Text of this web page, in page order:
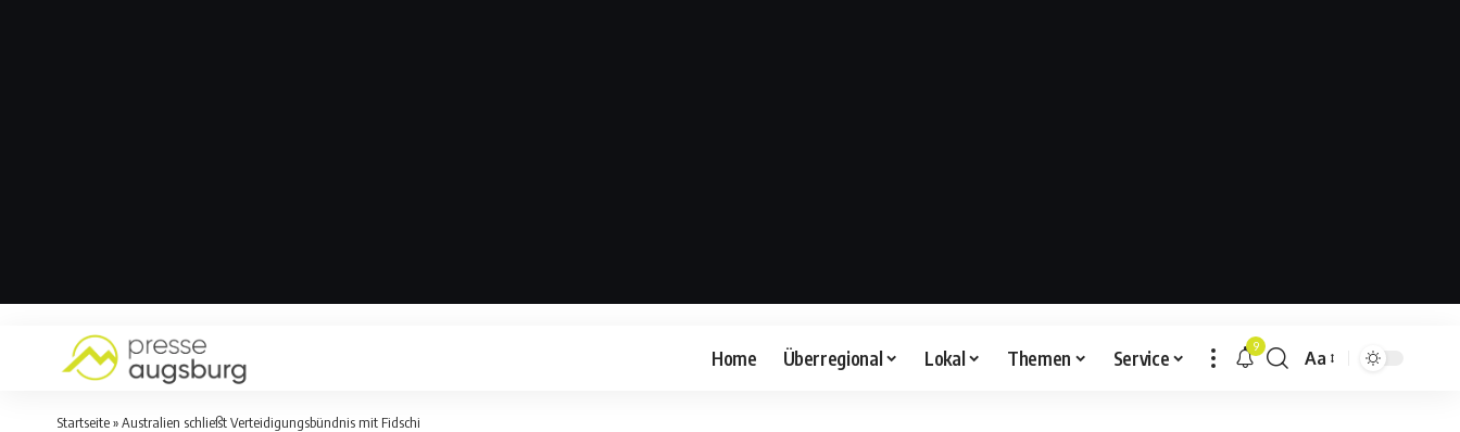
Home Überregional Lokal Themen Service 9
Aa
Startseite»Australien schließt Verteidigungsbündnis mit Fidschi